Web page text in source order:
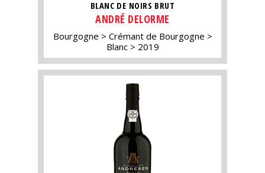
BLANC DE NOIRS BRUT
ANDRÉ DELORME
Bourgogne
Crémant de Bourgogne
Blanc
2019